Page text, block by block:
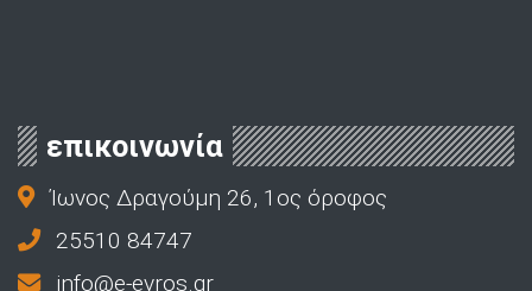
επικοινωνία
Ίωνος Δραγούμη 26, 1ος όροφος
25510 84747
info@e-evros.gr